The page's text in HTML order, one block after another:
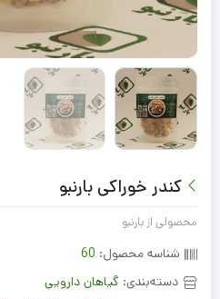
کندر خوراکی بارنبو
محصولی از بارنبو
شناسه محصول: 60
دسته‌بندی: گیاهان دارویی